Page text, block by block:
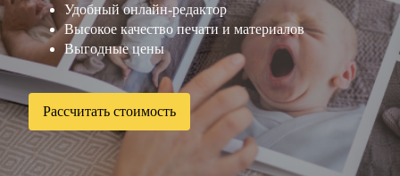
Удобный онлайн-редактор
Высокое качество печати и материалов
Выгодные цены
Рассчитать стоимость